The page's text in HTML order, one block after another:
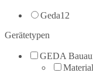
Geda12
Gerätetypen
GEDA